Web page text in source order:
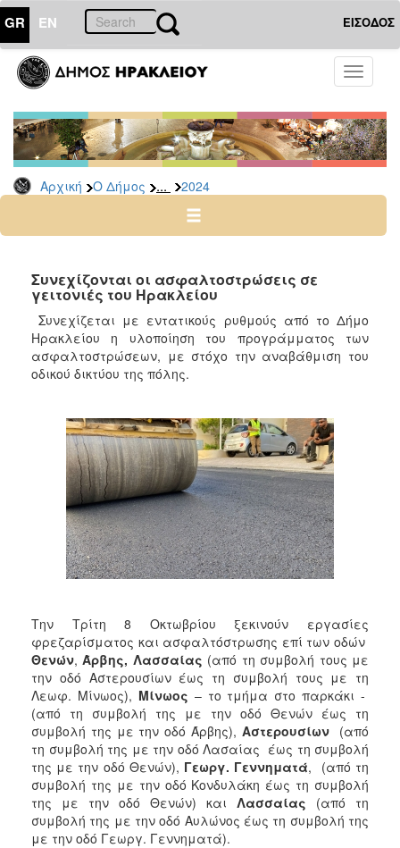
GR EN ΕΙΣΟΔΟΣ
Toggle
Αρχική Ο Δήμος ... 2024
ΔΗΜΟΣ
Δελτία
Τύπου
Αρχείο
2026
2024
2022
2021
2020
2019
2017
2016
2015
2013
2012
2011
2006
ΤΟΠΟΣ
ΠΟΛΙΤΙΣΜΟΣ
ΑΝΘΕΚΤΙΚΗ
ΠΟΛΗ
Συνεχίζονται οι ασφαλτοστρώσεις σε
γειτονιές του Ηρακλείου
Συνεχίζεται με εντατικούς ρυθμούς από το Δήμο
Ηρακλείου η υλοποίηση του προγράμματος των
ασφαλτοστρώσεων, με στόχο την αναβάθμιση του
οδικού δικτύου της πόλης.
Την Τρίτη 8 Οκτωβρίου ξεκινούν εργασίες
φρεζαρίσματος και ασφαλτόστρωσης επί των οδών
Θενών,Άρβης, Λασσαίας (από τη συμβολή τους με
την οδό Αστερουσίων έως τη συμβολή τους με τη
Λεωφ. Μίνωος), Μίνωος – το τμήμα στο παρκάκι -
(από τη συμβολή της με την οδό Θενών έως τη
συμβολή της με την οδό Άρβης), Αστερουσίων(από
τη συμβολή της με την οδό Λασαίας έως τη συμβολή
της με την οδό Θενών), Γεωργ. Γεννηματά, (από τη
συμβολή της με την οδό Κονδυλάκη έως τη συμβολή
της με την οδό Θενών) και Λασσαίας (από τη
συμβολή της με την οδό Αυλώνος έως τη συμβολή της
με την οδό Γεωργ. Γεννηματά).